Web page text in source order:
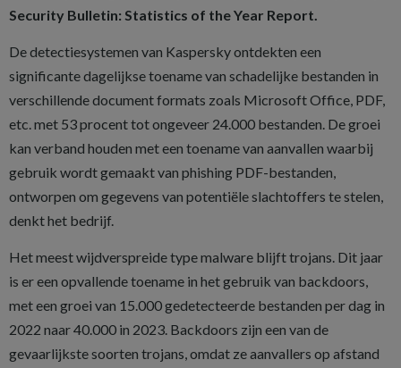
Security Bulletin: Statistics of the Year Report.
De detectiesystemen van Kaspersky ontdekten een
significante dagelijkse toename van schadelijke bestanden in
verschillende document formats zoals Microsoft Office, PDF,
etc. met 53 procent tot ongeveer 24.000 bestanden. De groei
kan verband houden met een toename van aanvallen waarbij
gebruik wordt gemaakt van phishing PDF-bestanden,
ontworpen om gegevens van potentiële slachtoffers te stelen,
denkt het bedrijf.
Het meest wijdverspreide type malware blijft trojans. Dit jaar
is er een opvallende toename in het gebruik van backdoors,
met een groei van 15.000 gedetecteerde bestanden per dag in
2022 naar 40.000 in 2023. Backdoors zijn een van de
gevaarlijkste soorten trojans, omdat ze aanvallers op afstand